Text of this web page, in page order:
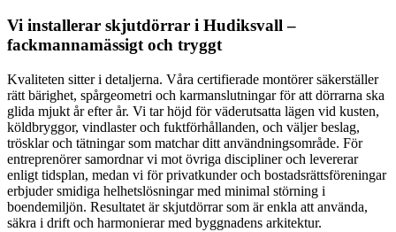
Vi installerar skjutdörrar i Hudiksvall –
fackmannamässigt och tryggt
Kvaliteten sitter i detaljerna. Våra certifierade montörer säkerställer
rätt bärighet, spårgeometri och karmanslutningar för att dörrarna ska
glida mjukt år efter år. Vi tar höjd för väderutsatta lägen vid kusten,
köldbryggor, vindlaster och fuktförhållanden, och väljer beslag,
trösklar och tätningar som matchar ditt användningsområde. För
entreprenörer samordnar vi mot övriga discipliner och levererar
enligt tidsplan, medan vi för privatkunder och bostadsrättsföreningar
erbjuder smidiga helhetslösningar med minimal störning i
boendemiljön. Resultatet är skjutdörrar som är enkla att använda,
säkra i drift och harmonierar med byggnadens arkitektur.